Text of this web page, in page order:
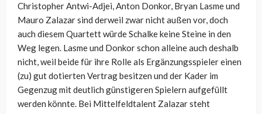
Christopher Antwi-Adjei, Anton Donkor, Bryan Lasme und
Mauro Zalazar sind derweil zwar nicht außen vor, doch
auch diesem Quartett würde Schalke keine Steine in den
Weg legen. Lasme und Donkor schon alleine auch deshalb
nicht, weil beide für ihre Rolle als Ergänzungsspieler einen
(zu) gut dotierten Vertrag besitzen und der Kader im
Gegenzug mit deutlich günstigeren Spielern aufgefüllt
werden könnte. Bei Mittelfeldtalent Zalazar steht